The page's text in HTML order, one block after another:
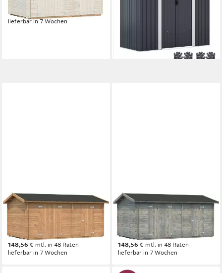
3.873,49 €
112,46 €mtl. in 48 Raten
lieferbar in 7 Wochen
Pultdach & Schiebetüren
262,99 €
lieferbar - in 3-4 Werktagen bei dir
PALMAKO
Gerätehaus Jari, BxT:
550x346 cm, hellbraun
5.116,99 €
148,56 € mtl. in 48 Raten
lieferbar in 7 Wochen
PALMAKO
Gerätehaus Jari, BxT:
550x346 cm, grau
5.116,99 €
148,56 € mtl. in 48 Raten
lieferbar in 7 Wochen